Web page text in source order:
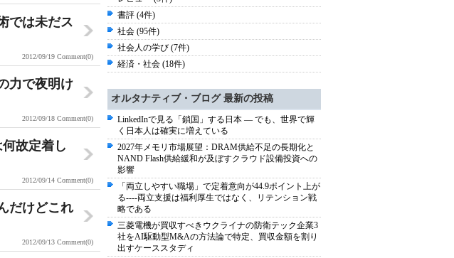
では未だス
2012/09/19 Comment(0)
力で夜明け
2012/09/18 Comment(0)
故定着し
2012/09/14 Comment(0)
だけどこれ
2012/09/13 Comment(0)
書評 (4件)
社会 (95件)
社会人の学び (7件)
経済・社会 (18件)
オルタナティブ・ブログ 最新の投稿
LinkedInで見る「鎖国」する日本 ― でも、世界で輝
く日本人は確実に増えている
2027年メモリ市場展望：DRAM供給不足の長期化と
NAND Flash供給緩和が及ぼすクラウド設備投資への
影響
「両立しやすい職場」で定着意向が44.9ポイント上が
る----両立支援は福利厚生ではなく、リテンション戦
略である
三菱電機が買収すべきウクライナの防衛テック企業3
社をAI駆動型M&Aの方法論で特定、買収金額を割り
出すケーススタディ